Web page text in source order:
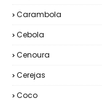
Carambola
Cebola
Cenoura
Cerejas
Coco